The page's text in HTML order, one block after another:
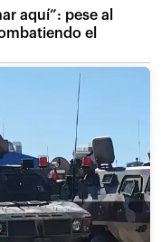
aquí”: pese al
el